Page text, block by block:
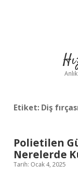
Etiket: Diş
Polietilen
Nerelerde
Tarih: Ocak 4, 2025